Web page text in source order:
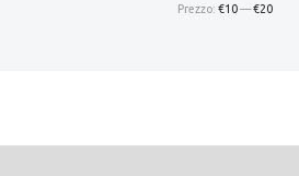
Prezzo: €10—€20